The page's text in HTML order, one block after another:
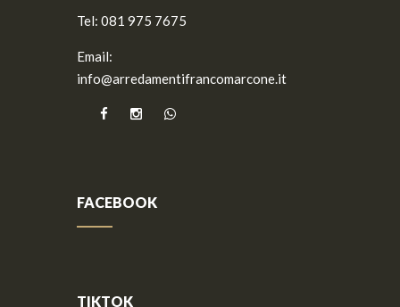
Tel: 081 975 7675
Email:
info@arredamentifrancomarcone.it
FACEBOOK
TIKTOK